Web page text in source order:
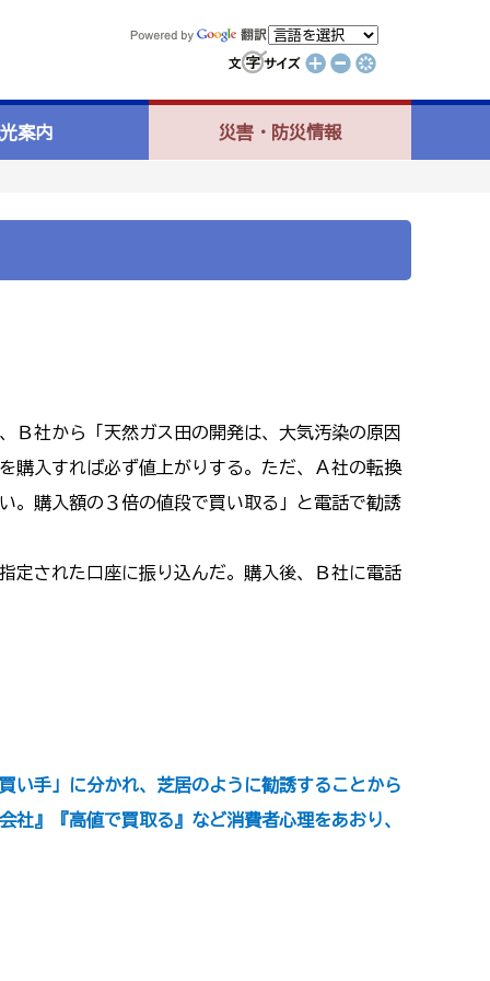
案内 災害・防災情報
社から「天然ガス田の開発は、大気汚染の原因
購入すれば必ず値上がりする。ただ、Ａ社の転換
。購入額の３倍の値段で買い取る」と電話で勧誘
定された口座に振り込んだ。購入後、Ｂ社に電話
い手」に分かれ、芝居のように勧誘することから
社』『高値で買取る』など消費者心理をあおり、